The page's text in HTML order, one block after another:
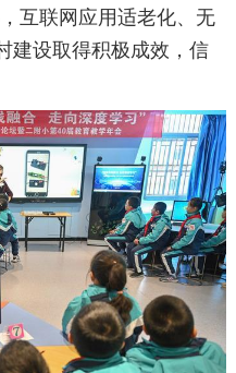
互联网应用适老化、无
建设取得积极成效，信